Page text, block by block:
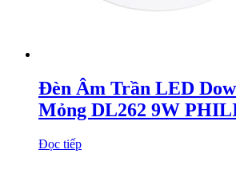
Đèn Âm Trần LED
Mỏng DL262 9W
Đọc tiếp